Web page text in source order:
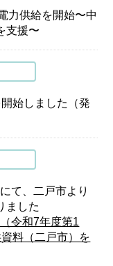
⼒供給を開始〜中
支援〜
始しました（発
て、二戸市より
ました
令和7年度第1
料（二戸市）を